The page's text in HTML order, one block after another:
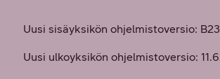
Uusi sisäyksikön ohjelmistoversio:
Uusi ulkoyksikön ohjelmistoversio: